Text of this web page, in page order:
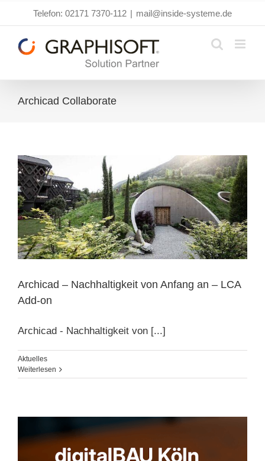
springen
Telefon: 02171 7370-112 | mail@inside-systeme.de
Archicad Collaborate
Archicad – Nachhaltigkeit von Anfang an – LCA
Add-on
Archicad - Nachhaltigkeit von [...]
Aktuelles
Weiterlesen